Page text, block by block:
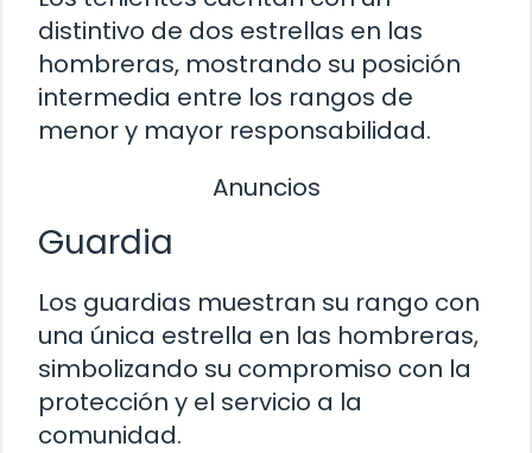
distintivo de dos estrellas en las
hombreras, mostrando su posición
intermedia entre los rangos de
menor y mayor responsabilidad.
Anuncios
Guardia
Los guardias muestran su rango con
una única estrella en las hombreras,
simbolizando su compromiso con la
protección y el servicio a la
comunidad.